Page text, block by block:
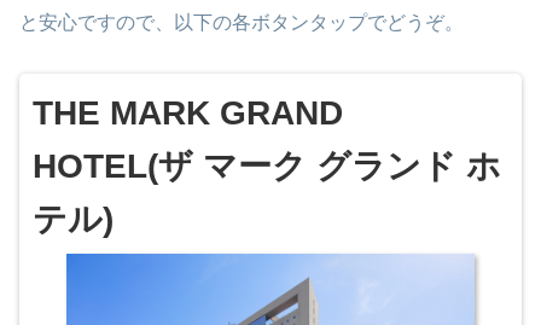
と安心ですので、以下の各ボタンタップでどうぞ。
THE MARK GRAND
HOTEL(ザ マーク グランド ホ
テル)